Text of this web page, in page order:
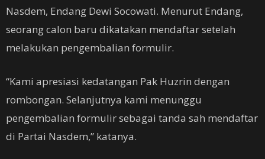
Nasdem, Endang Dewi Socowati. Menurut Endang,
seorang calon baru dikatakan mendaftar setelah
melakukan pengembalian formulir.
“Kami apresiasi kedatangan Pak Huzrin dengan
rombongan. Selanjutnya kami menunggu
pengembalian formulir sebagai tanda sah mendaftar
di Partai Nasdem,” katanya.